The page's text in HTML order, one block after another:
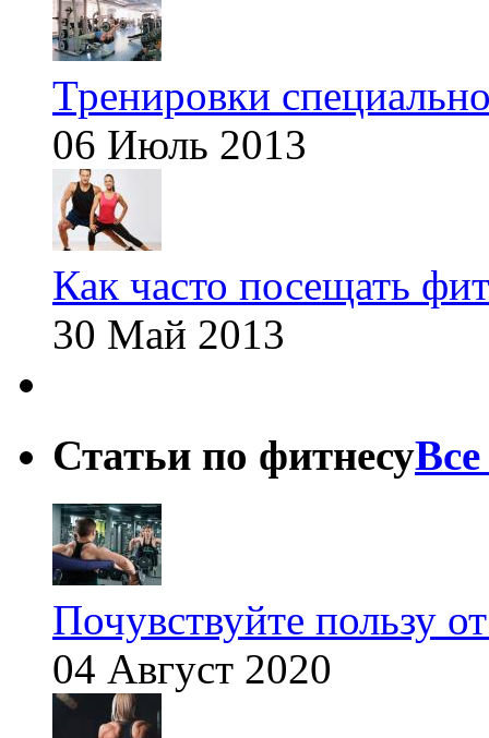
Тренировки
06 Июль 2013
Как часто посещать
30 Май 2013
Статьи по фитнесу
Почувствуйте пользу
04 Август 2020